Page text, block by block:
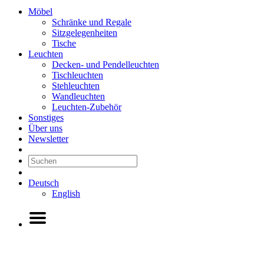
Möbel
Schränke und Regale
Sitzgelegenheiten
Tische
Leuchten
Decken- und Pendelleuchten
Tischleuchten
Stehleuchten
Wandleuchten
Leuchten-Zubehör
Sonstiges
Über uns
Newsletter
Deutsch
English